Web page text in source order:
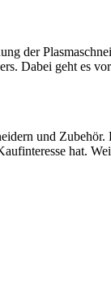
der
Dabei geht es
und
hat.